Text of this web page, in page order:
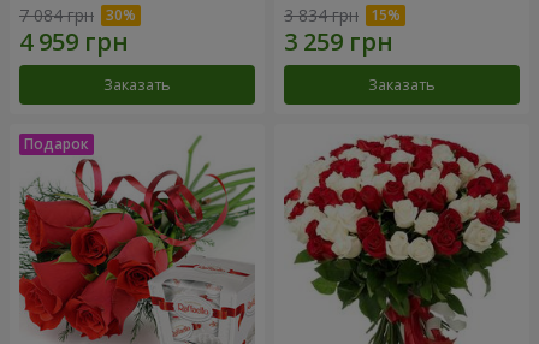
7 084 грн
Заказать
3 834 грн
Заказать